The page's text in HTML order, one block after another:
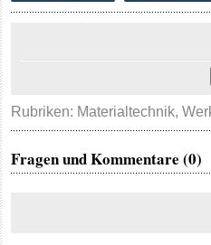
Rubriken: Materialtechnik,
Fragen und Kommentare (0)